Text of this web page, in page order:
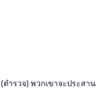
ำรวจ) พวกเขาจะประสาน